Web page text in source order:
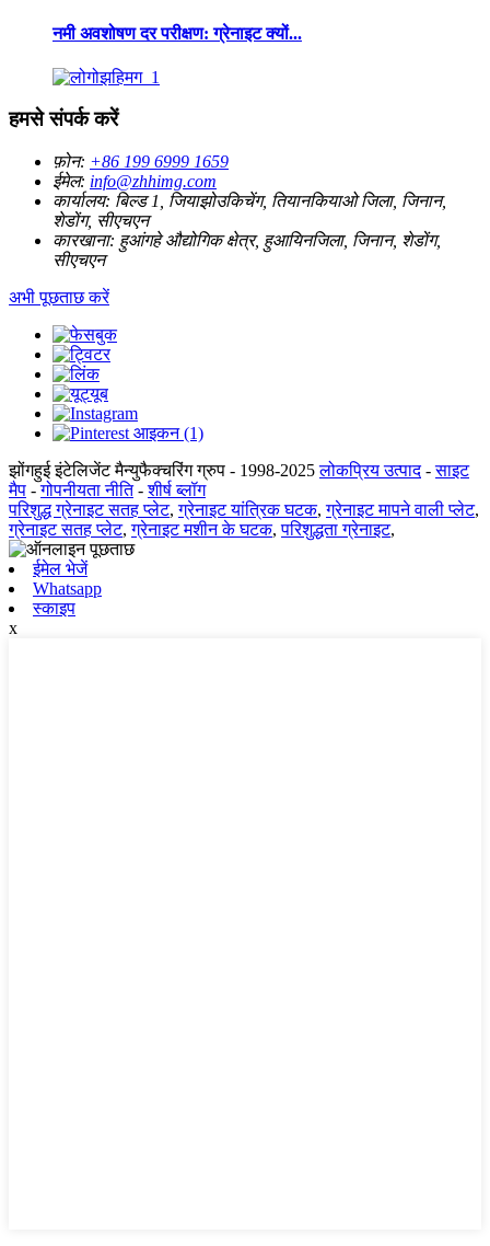
नमी अवशोषण दर परीक्षण: ग्रेनाइट क्यों...
हमसे संपर्क करें
फ़ोन: +86 199 6999 1659
ईमेल: info@zhhimg.com
कार्यालय: बिल्ड 1, जियाझोउकिचेंग, तियानकियाओ जिला, जिनान,
शेडोंग, सीएचएन
कारखाना: हुआंगहे औद्योगिक क्षेत्र, हुआयिनजिला, जिनान, शेडोंग,
सीएचएन
अभी पूछताछ करें
झोंगहुई इंटेलिजेंट मैन्युफैक्चरिंग ग्रुप - 1998-2025 लोकप्रिय उत्पाद-साइट
मैप -गोपनीयता नीति-शीर्ष ब्लॉग
परिशुद्ध ग्रेनाइट सतह प्लेट,ग्रेनाइट यांत्रिक घटक,ग्रेनाइट मापने वाली प्लेट,
ग्रेनाइट सतह प्लेट,ग्रेनाइट मशीन के घटक,परिशुद्धता ग्रेनाइट,
ईमेल भेजें
Whatsapp
स्काइप
x